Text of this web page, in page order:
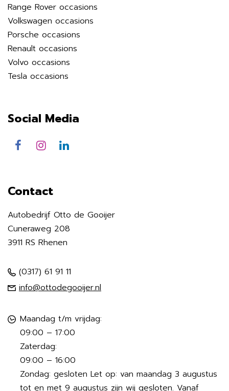
Range Rover occasions
Volkswagen occasions
Porsche occasions
Renault occasions
Volvo occasions
Tesla occasions
Social Media
Contact
Autobedrijf Otto de Gooijer
Cuneraweg 208
3911 RS Rhenen
(0317) 61 91 11
info@ottodegooijer.nl
Maandag t/m vrijdag:
09:00 – 17:00
Zaterdag:
09:00 – 16:00
Zondag: gesloten Let op: van maandag 3 augustus
tot en met 9 augustus zijn wij gesloten. Vanaf